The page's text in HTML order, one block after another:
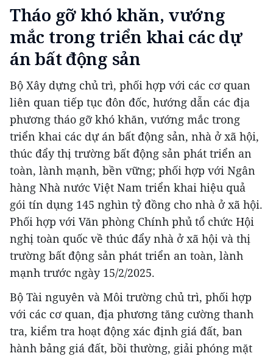
Tháo gỡ khó khăn, vướng
mắc trong triển khai các dự
án bất động sản
Bộ Xây dựng chủ trì, phối hợp với các cơ quan
liên quan tiếp tục đôn đốc, hướng dẫn các địa
phương tháo gỡ khó khăn, vướng mắc trong
triển khai các dự án bất động sản, nhà ở xã hội,
thúc đẩy thị trường bất động sản phát triển an
toàn, lành mạnh, bền vững; phối hợp với Ngân
hàng Nhà nước Việt Nam triển khai hiệu quả
gói tín dụng 145 nghìn tỷ đồng cho nhà ở xã hội.
Phối hợp với Văn phòng Chính phủ tổ chức Hội
nghị toàn quốc về thúc đẩy nhà ở xã hội và thị
trường bất động sản phát triển an toàn, lành
mạnh trước ngày 15/2/2025.
Bộ Tài nguyên và Môi trường chủ trì, phối hợp
với các cơ quan, địa phương tăng cường thanh
tra, kiểm tra hoạt động xác định giá đất, ban
hành bảng giá đất, bồi thường, giải phóng mặt